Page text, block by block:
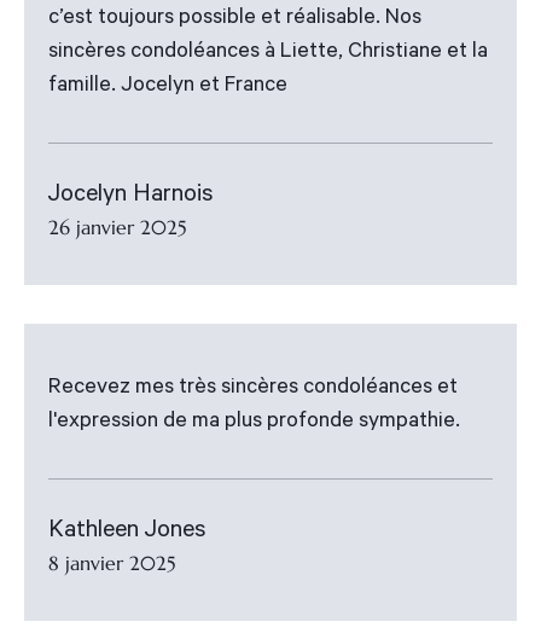
c’est toujours possible et réalisable. Nos
sincères condoléances à Liette, Christiane et la
famille. Jocelyn et France
Jocelyn Harnois
26 janvier 2025
Recevez mes très sincères condoléances et
l'expression de ma plus profonde sympathie.
Kathleen Jones
8 janvier 2025